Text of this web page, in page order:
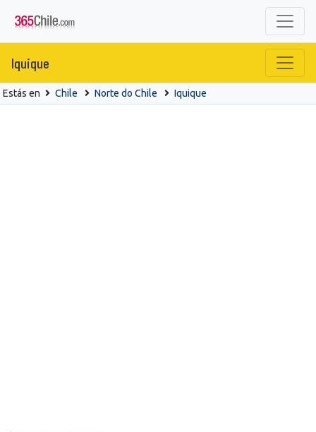
Iquique
Estás en Chile Norte do Chile Iquique